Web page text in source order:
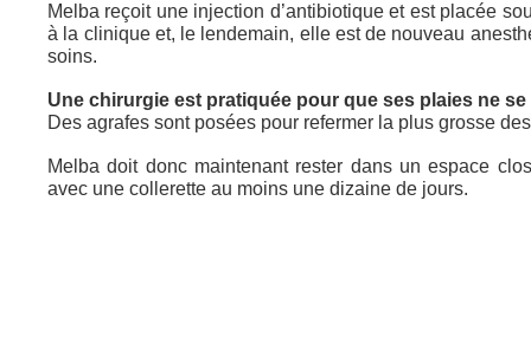
Melba reçoit une injection d’antibiotique et est placée
à la clinique et, le lendemain, elle est de nouveau
soins.
Une chirurgie est pratiquée pour que ses plaies ne
Des agrafes sont posées pour refermer la plus grosse
Melba doit donc maintenant rester dans un espace
avec une collerette au moins une dizaine de jours.